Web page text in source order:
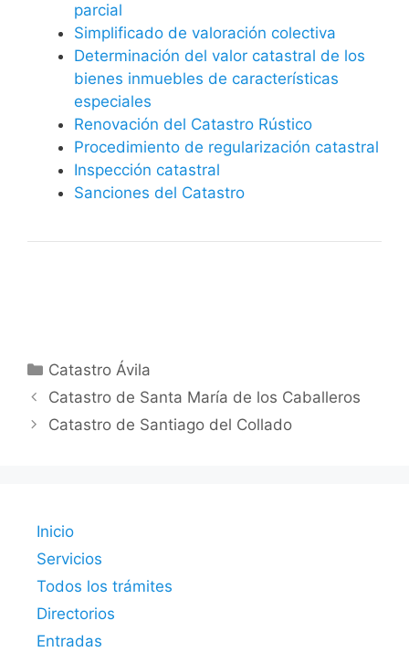
parcial
Simplificado de valoración colectiva
Determinación del valor catastral de los
bienes inmuebles de características
especiales
Renovación del Catastro Rústico
Procedimiento de regularización catastral
Inspección catastral
Sanciones del Catastro
Categorías
Catastro Ávila
Catastro de Santa María de los Caballeros
Catastro de Santiago del Collado
Inicio
Servicios
Todos los trámites
Directorios
Entradas